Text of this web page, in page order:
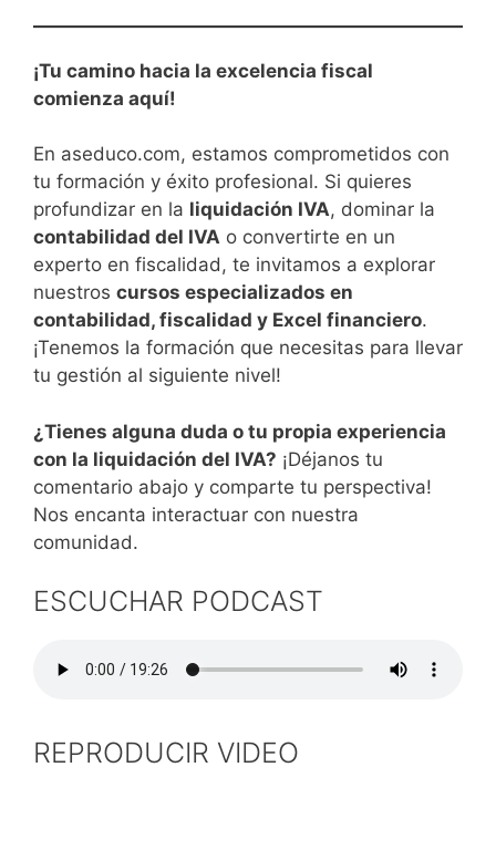
¡Tu camino hacia la excelencia fiscal
comienza aquí!
En aseduco.com, estamos comprometidos con
tu formación y éxito profesional. Si quieres
profundizar en la liquidación IVA, dominar la
contabilidad del IVA o convertirte en un
experto en fiscalidad, te invitamos a explorar
nuestros cursos especializados en
contabilidad, fiscalidad y Excel financiero.
¡Tenemos la formación que necesitas para llevar
tu gestión al siguiente nivel!
¿Tienes alguna duda o tu propia experiencia
con la liquidación del IVA? ¡Déjanos tu
comentario abajo y comparte tu perspectiva!
Nos encanta interactuar con nuestra
comunidad.
ESCUCHAR PODCAST
REPRODUCIR VIDEO